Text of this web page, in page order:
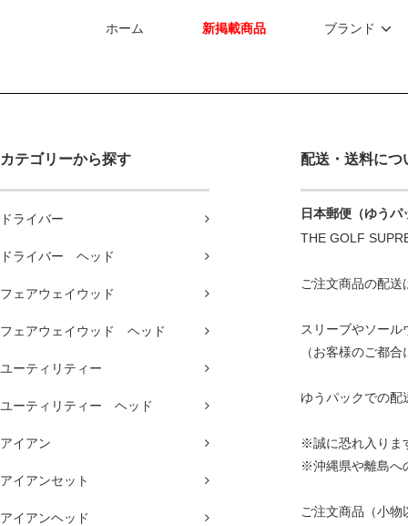
ホーム 新掲載商品 ブランド
カテゴリーから探す
ドライバー
ドライバー ヘッド
フェアウェイウッド
フェアウェイウッド ヘッド
ユーティリティー
ユーティリティー ヘッド
アイアン
アイアンセット
アイアンヘッド
配送・送料につ
日本郵便（ゆう
THE GOLF
ご注文商品の配
スリーブやソー
（お客様のご都
ゆうパックでの配
※誠に恐れ入りま
※沖縄県や離島へ
ご注文商品（小